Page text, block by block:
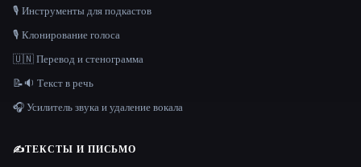
🎙️ Инструменты для подкастов
🎙️ Клонирование голоса
🇺🇳 Перевод и стенограмма
📝🔉 Текст в речь
🎧 Усилитель звука и удаление вокала
✍️ТЕКСТЫ И ПИСЬМО